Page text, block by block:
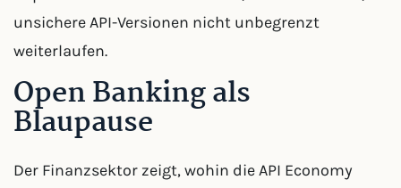
unsichere API-Versionen nicht unbegrenzt
weiterlaufen.
Open Banking als
Blaupause
Der Finanzsektor zeigt, wohin die API Economy